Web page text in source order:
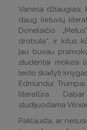
Vanesa džiaugiasi,
daug lietuvių
Donelaičio
drobulę“, ir kitus
jau buvau
studentai mokėsi
leido skaityti
Edmundui
literatūra.
studijuodama
Paklausta, ar